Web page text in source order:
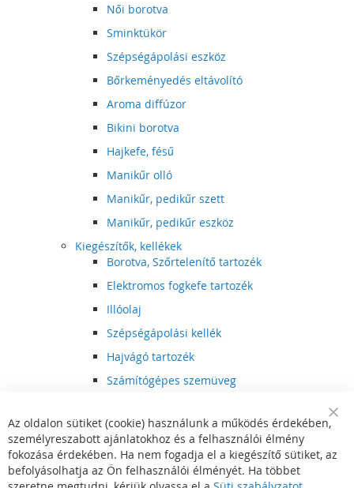
Női borotva
Sminktükör
Szépségápolási eszköz
Bőrkeményedés eltávolító
Aroma diffúzor
Bikini borotva
Hajkefe, fésű
Manikűr olló
Manikűr, pedikűr szett
Manikűr, pedikűr eszköz
Kiegészítők, kellékek
Borotva, Szőrtelenítő tartozék
Elektromos fogkefe tartozék
Illóolaj
Szépségápolási kellék
Hajvágó tartozék
Számítógépes szemüveg
Hajvágó kiegészítő
Szórakoztató elektronika
Multimédia
DVD, BluRay lejátszó
Bar
Az oldalon sütiket (cookie) használunk a működés érdekében,
személyreszabott ajánlatokhoz és a felhasználói élmény
fokozása érdekében. Ha nem fogadja el a kiegészítő sütiket, az
befolyásolhatja az Ön felhasználói élményét. Ha többet